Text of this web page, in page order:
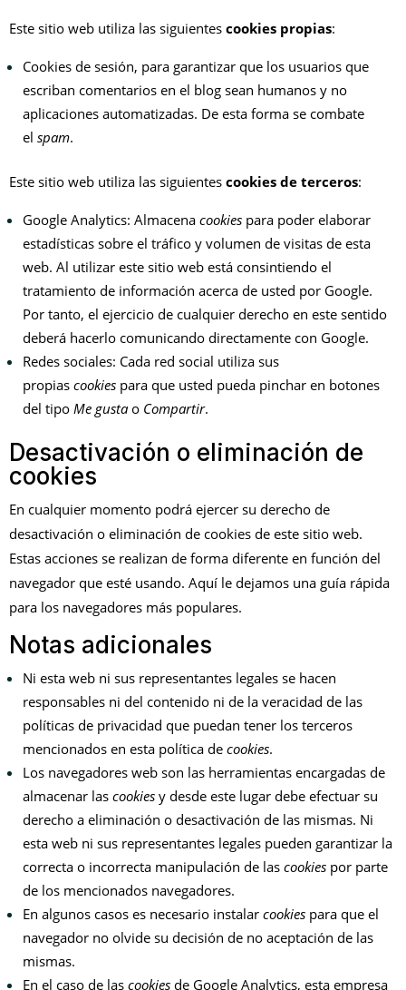
Este sitio web utiliza las siguientes cookies propias:
Cookies de sesión, para garantizar que los usuarios que
escriban comentarios en el blog sean humanos y no
aplicaciones automatizadas. De esta forma se combate
el spam.
Este sitio web utiliza las siguientes cookies de terceros:
Google Analytics: Almacena cookies para poder elaborar
estadísticas sobre el tráfico y volumen de visitas de esta
web. Al utilizar este sitio web está consintiendo el
tratamiento de información acerca de usted por Google.
Por tanto, el ejercicio de cualquier derecho en este sentido
deberá hacerlo comunicando directamente con Google.
Redes sociales: Cada red social utiliza sus
propias cookies para que usted pueda pinchar en botones
del tipo Me gustao Compartir.
Desactivación o eliminación de
cookies
En cualquier momento podrá ejercer su derecho de
desactivación o eliminación de cookies de este sitio web.
Estas acciones se realizan de forma diferente en función del
navegador que esté usando. Aquí le dejamos una guía rápida
para los navegadores más populares.
Notas adicionales
Ni esta web ni sus representantes legales se hacen
responsables ni del contenido ni de la veracidad de las
políticas de privacidad que puedan tener los terceros
mencionados en esta política de cookies.
Los navegadores web son las herramientas encargadas de
almacenar las cookies y desde este lugar debe efectuar su
derecho a eliminación o desactivación de las mismas. Ni
esta web ni sus representantes legales pueden garantizar la
correcta o incorrecta manipulación de las cookies por parte
de los mencionados navegadores.
En algunos casos es necesario instalar cookies para que el
navegador no olvide su decisión de no aceptación de las
mismas.
En el caso de las cookies de Google Analytics, esta empresa